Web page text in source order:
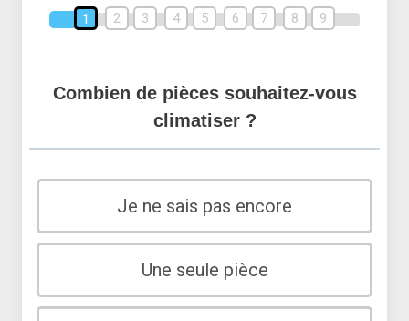
1 2 3 4 5 6 7 8 9
Combien de pièces souhaitez-vous
climatiser ?
Je ne sais pas encore
Une seule pièce